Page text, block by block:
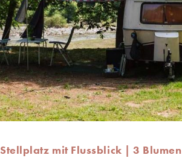
Stellplatz mit Flussblick | 3 Blumen